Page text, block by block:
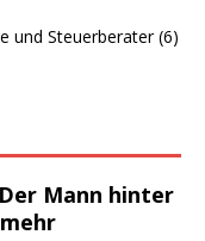
und Steuerberater (6)
Mann hinter